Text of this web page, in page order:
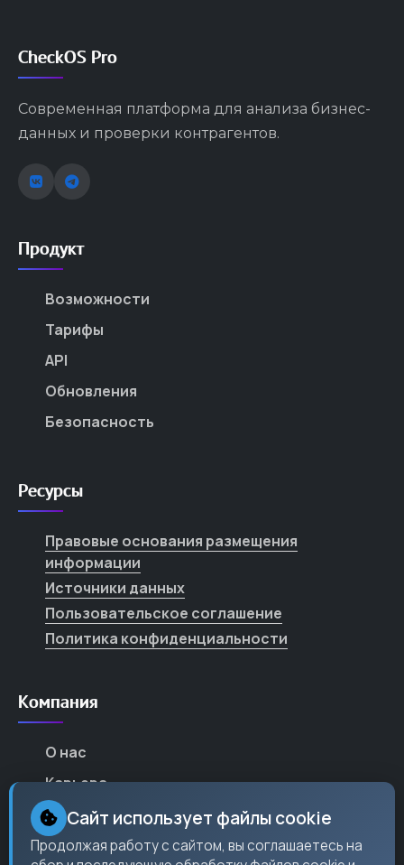
CheckOS Pro
Современная платформа для анализа бизнес-
данных и проверки контрагентов.
Продукт
Возможности
Тарифы
API
Обновления
Безопасность
Ресурсы
Правовые основания размещения
информации
Источники данных
Пользовательское соглашение
Политика конфиденциальности
Компания
О нас
Карьера
Партнеры
Контакты
Сайт использует файлы cookie
Продолжая работу с сайтом, вы соглашаетесь на